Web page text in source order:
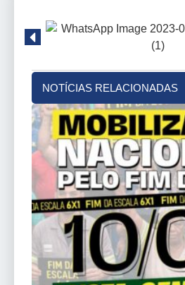
NOTÍCIAS RELACIONADAS